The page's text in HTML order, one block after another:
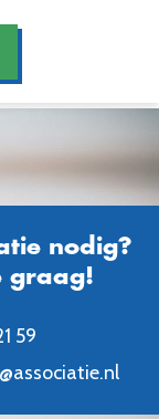
nodig?
graag!
59